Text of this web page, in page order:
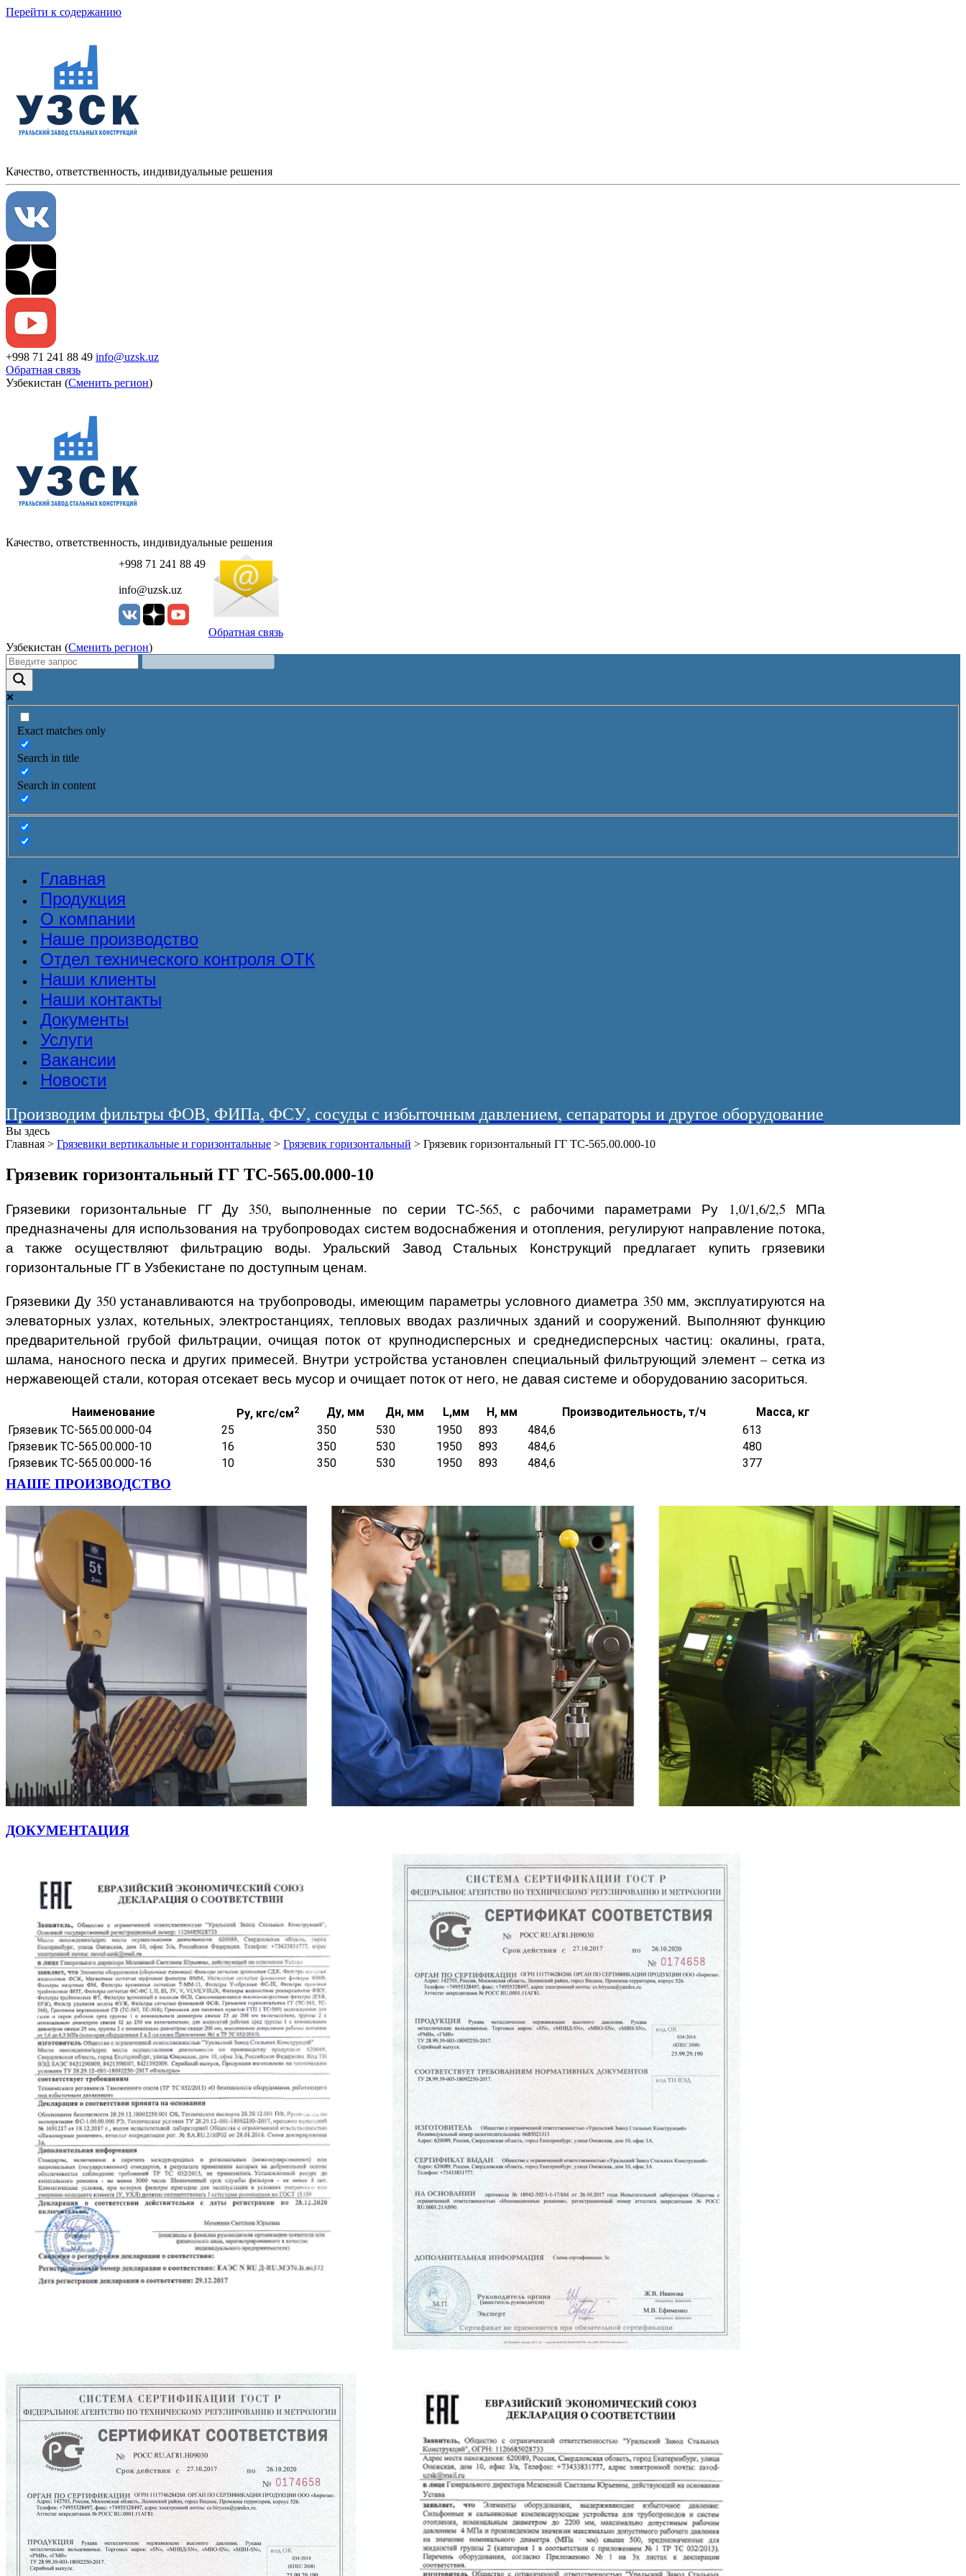
Перейти к содержанию
Качество, ответственность, индивидуальные решения
+998 71 241 88 49 info@uzsk.uz
Обратная связь
Узбекистан (Сменить регион)
Качество, ответственность, индивидуальные решения
+998 71 241 88 49
info@uzsk.uz
Обратная связь
Узбекистан (Сменить регион)
Exact matches only
Search in title
Search in content
Главная
Продукция
О компании
Наше производство
Отдел технического контроля ОТК
Наши клиенты
Наши контакты
Документы
Услуги
Вакансии
Новости
Производим фильтры ФОВ, ФИПа, ФСУ, сосуды с избыточным давлением, сепараторы и другое оборудование
Вы здесь
Главная > Грязевики вертикальные и горизонтальные > Грязевик горизонтальный > Грязевик горизонтальный ГГ ТС-565.00.000-10
Грязевик горизонтальный ГГ ТС-565.00.000-10
Грязевики горизонтальные ГГ Ду 350, выполненные по серии ТС-565, с рабочими параметрами Ру 1,0/1,6/2,5 МПа
предназначены для использования на трубопроводах систем водоснабжения и отопления, регулируют направление потока,
а также осуществляют фильтрацию воды. Уральский Завод Стальных Конструкций предлагает купить грязевики
горизонтальные ГГ в Узбекистане по доступным ценам.
Грязевики Ду 350 устанавливаются на трубопроводы, имеющим параметры условного диаметра 350 мм, эксплуатируются на
элеваторных узлах, котельных, электростанциях, тепловых вводах различных зданий и сооружений. Выполняют функцию
предварительной грубой фильтрации, очищая поток от крупнодисперсных и среднедисперсных частиц: окалины, грата,
шлама, наносного песка и других примесей. Внутри устройства установлен специальный фильтрующий элемент – сетка из
нержавеющей стали, которая отсекает весь мусор и очищает поток от него, не давая системе и оборудованию засориться.
Наименование Ру, кгс/см2 Ду, мм Дн, мм L,мм H, мм Производительность, т/ч
Масса, кг
Грязевик ТС-565.00.000-04
25 350 530 1950 893 484,6
613
Грязевик ТС-565.00.000-10
16 350 530 1950 893 484,6
480
Грязевик ТС-565.00.000-16
10 350 530 1950 893 484,6 377
НАШЕ ПРОИЗВОДСТВО
ДОКУМЕНТАЦИЯ